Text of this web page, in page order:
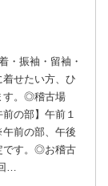
・振袖・留袖・
せたい方、ひ
す。◎稽古場
の部】午前１
前の部、午後
です。◎お稽古
…